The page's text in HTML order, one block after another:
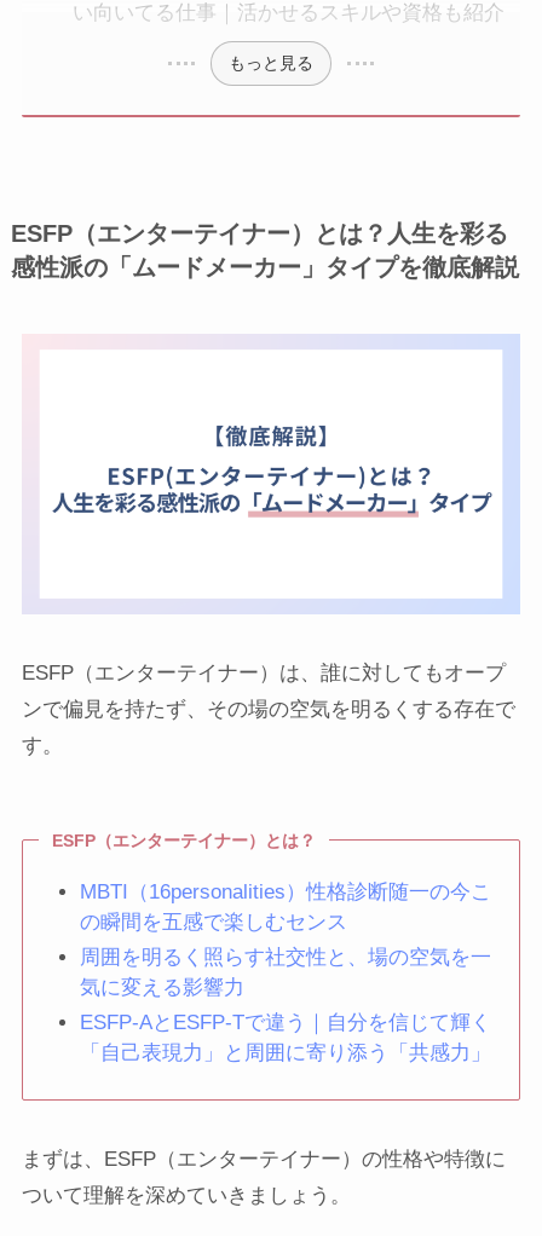
い向いてる仕事｜活かせるスキルや資格も紹介
もっと見る
ESFP（エンターテイナー）とは？人生を彩る
感性派の「ムードメーカー」タイプを徹底解説
ESFP（エンターテイナー）は、誰に対してもオープ
ンで偏見を持たず、その場の空気を明るくする存在で
す。
ESFP（エンターテイナー）とは？
MBTI（16personalities）性格診断随一の今こ
の瞬間を五感で楽しむセンス
周囲を明るく照らす社交性と、場の空気を一
気に変える影響力
ESFP-AとESFP-Tで違う｜自分を信じて輝く
「自己表現力」と周囲に寄り添う「共感力」
まずは、ESFP（エンターテイナー）の性格や特徴に
ついて理解を深めていきましょう。